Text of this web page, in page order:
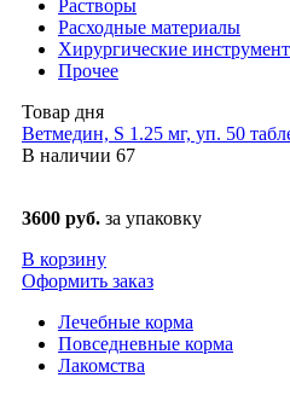
Растворы
Расходные материалы
Хирургические
Прочее
Товар дня
Ветмедин, S 1.25 мг, уп. 50
В наличии 67
3600 руб. за упаковку
В корзину
Оформить заказ
Лечебные корма
Повседневные корма
Лакомства